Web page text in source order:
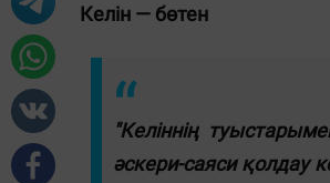
Келін — бөтен
"Келіннің
әскери-саяси қолдау